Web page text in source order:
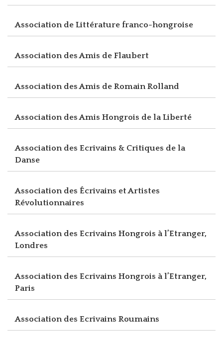
Association de Littérature franco-hongroise
Association des Amis de Flaubert
Association des Amis de Romain Rolland
Association des Amis Hongrois de la Liberté
Association des Ecrivains & Critiques de la
Danse
Association des Écrivains et Artistes
Révolutionnaires
Association des Ecrivains Hongrois à l’Etranger,
Londres
Association des Ecrivains Hongrois à l’Etranger,
Paris
Association des Ecrivains Roumains